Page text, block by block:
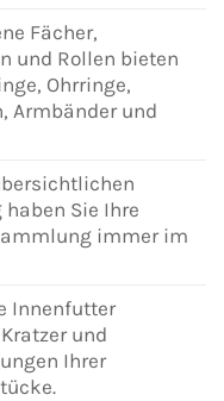
Fächer,
und Rollen bieten
Ohrringe,
Armbänder und
Sie Ihre
immer im
Innenfutter
und
Ihrer